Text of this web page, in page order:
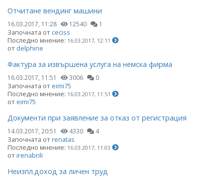
Отчитане вендинг машини
16.03.2017, 11:28 12540 1
Започната отceciss
Последно мнение: 16.03.2017, 12:11
от delphine
Фактура за извършена услуга на немска фирма
16.03.2017, 11:51 3006 0
Започната отeimi75
Последно мнение: 16.03.2017, 11:51
отeimi75
Документи при заявление за отказ от регистрация
14.03.2017, 20:51 4330 4
Започната отrenatas
Последно мнение: 16.03.2017, 11:03
отirenabrili
Неизпл.доход за личен труд